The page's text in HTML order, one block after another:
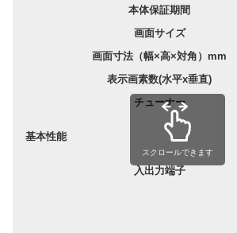
本体保証期間
基本性能
画面サイズ
画面寸法（幅×高×対角）mm
表示画素数(水平x垂直)
チューナー
入出力端子
スクロールできます